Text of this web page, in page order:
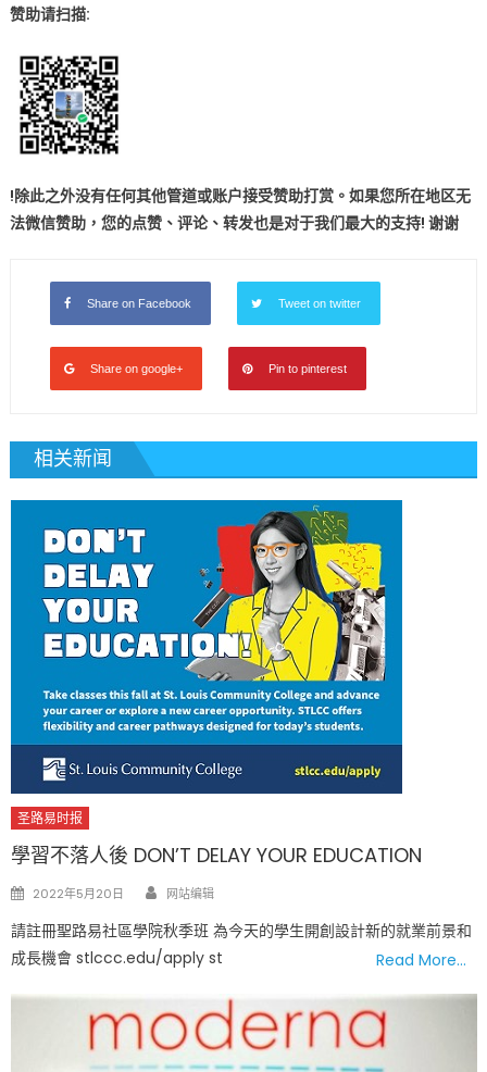
赞助请扫描:
!除此之外没有任何其他管道或账户接受赞助打赏。如果您所在地区无
法微信赞助，您的点赞、评论、转发也是对于我们最大的支持! 谢谢
Share on Facebook Tweet on twitter
Share on google+ Pin to pinterest
相关新闻
圣路易时报
學習不落人後 DON’T DELAY YOUR EDUCATION
Posted
2022年5月20日 Author
网站编辑
請註冊聖路易社區學院秋季班 為今天的學生開創設計新的就業前景和
成長機會 stlccc.edu/apply st
Read More…